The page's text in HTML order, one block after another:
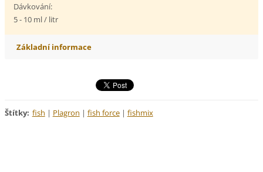
Dávkování:
5 - 10 ml / litr
Základní informace
Štítky: fish | Plagron | fish force | fishmix